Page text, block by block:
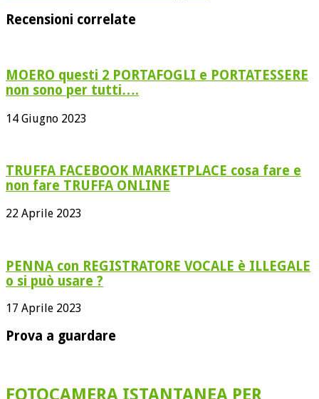
Recensioni correlate
MOERO questi 2 PORTAFOGLI e PORTATESSERE
non sono per tutti….
14 Giugno 2023
TRUFFA FACEBOOK MARKETPLACE cosa fare e
non fare TRUFFA ONLINE
22 Aprile 2023
PENNA con REGISTRATORE VOCALE è ILLEGALE
o si può usare ?
17 Aprile 2023
Prova a guardare
FOTOCAMERA ISTANTANEA PER